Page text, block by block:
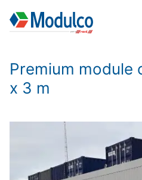
Premium module
x 3 m